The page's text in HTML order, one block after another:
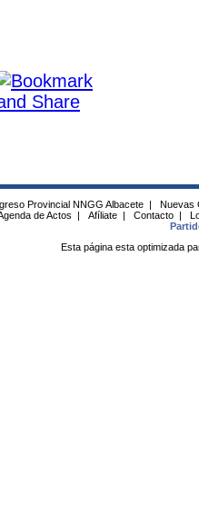
Provincial NNGG Albacete |
Nuevas
de Actos | Afíliate | Contacto |
Esta página esta optimizada